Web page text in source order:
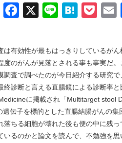
Facebook
X Line
は有効性が最もはっきりしているが
度のがんが見落とされる事も事実だ
調査で調べたのが今日紹介する研究
終診断と言える直腸鏡による診断率
に掲載され「Multitarget stool
遺伝子を標的とした直腸結腸がん
落ちる細胞が壊れた後も便の中に残
いるのかと論文を読んで、不勉強を